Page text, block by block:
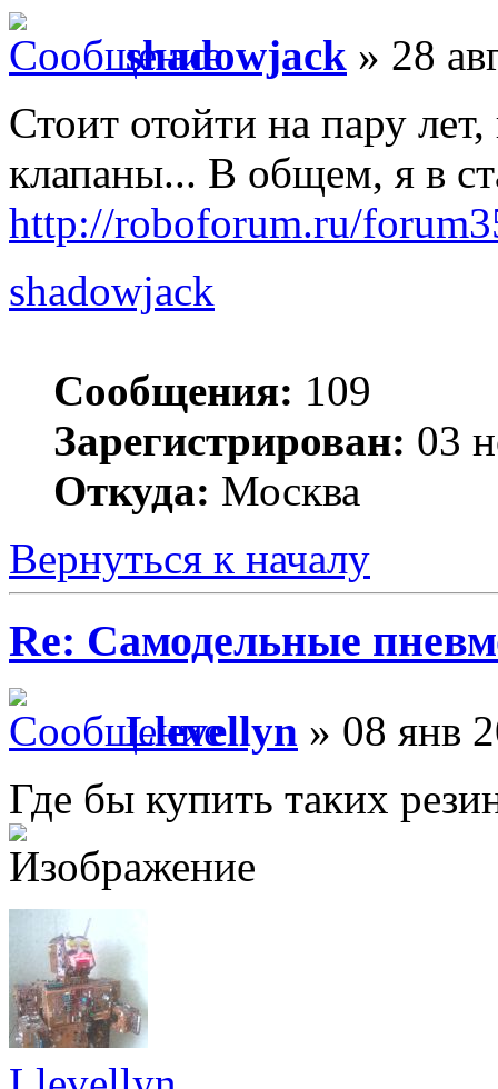
shadowjack » 28
Стоит отойти на пару
клапаны... В общем, я в
http://roboforum.ru/
shadowjack
Сообщения: 109
Зарегистрирован: 03
Откуда: Москва
Вернуться к началу
Re: Самодельные
Llevellyn » 08 янв
Где бы купить таких